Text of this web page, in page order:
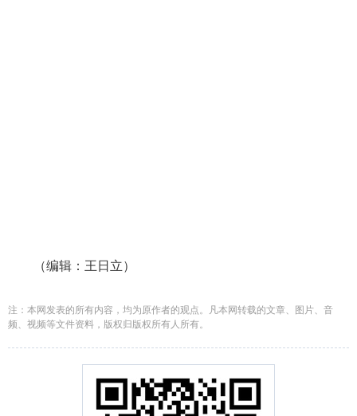
（编辑：王日立）
注：本网发表的所有内容，均为原作者的观点。凡本网转载的文章、图片、音
频、视频等文件资料，版权归版权所有人所有。